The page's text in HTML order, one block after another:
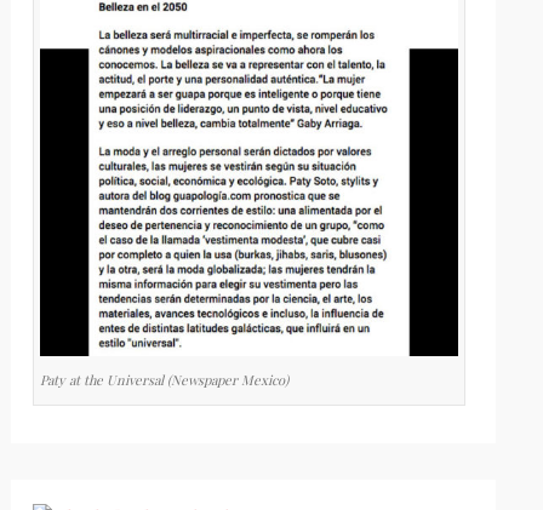
Paty at the Universal (Newspaper Mexico)